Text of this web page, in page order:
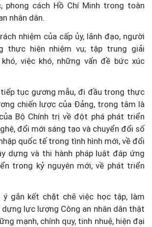
phong cách Hồ Chí Minh trong toàn
nhân dân.
nhiệm của cấp ủy, lãnh đạo, người
thực hiện nhiệm vụ; tập trung giải
việc khó, những vấn đề bức xúc
tiếp tục gương mẫu, đi đầu trong thực
chiến lược của Đảng, trọng tâm là
Bộ Chính trị về đột phá phát triển
đổi mới sáng tạo và chuyển đổi số
quốc tế trong tình hình mới, về đổi
dựng và thi hành pháp luật đáp ứng
trong kỷ nguyên mới, về phát triển
gắn kết chặt chẽ việc học tập, làm
dựng lực lượng Công an nhân dân thật
mạnh, chính quy, tinh nhuệ, hiện đại